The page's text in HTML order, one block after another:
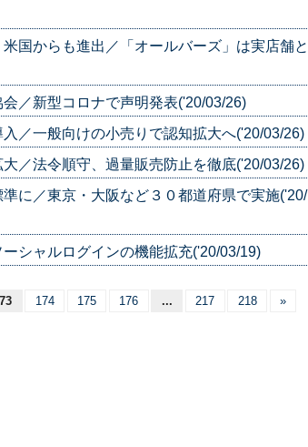
国からも進出／「オールバーズ」は実店舗と
／新型コロナで声明発表('20/03/26)
／一般向けの小売りで認知拡大へ('20/03/26)
／法令順守、過量販売防止を徹底('20/03/26)
に／東京・大阪など３０都道府県で実施('20/
シャルログインの機能拡充('20/03/19)
174 175 176 ... 217 218 »